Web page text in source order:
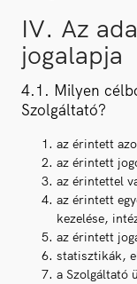
IV. Az
jogalapja
4.1. Milyen
Szolgáltató?
az érintett
az érintett
az érintettel
az érintett
kezelése,
az érintett
statisztikák,
a Szolgáltató